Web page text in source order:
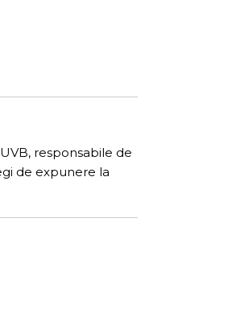
responsabile de
de expunere la